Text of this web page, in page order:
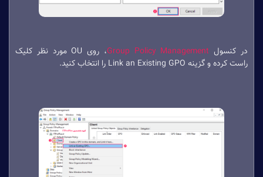
در کنسولGroup Policy Management
، روی OU مورد نظر کلیک
راست کرده و گزینه Link an Existing GPO را انتخاب کنید.